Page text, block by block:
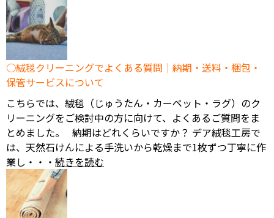
絨毯クリーニングでよくある質問｜納期・送料・梱包・
保管サービスについて
こちらでは、絨毯（じゅうたん・カーペット・ラグ）のク
リーニングをご検討中の方に向けて、よくあるご質問をま
とめました。 納期はどれくらいですか？ デア絨毯工房で
は、天然石けんによる手洗いから乾燥まで1枚ずつ丁寧に作
業し・・・ 続きを読む